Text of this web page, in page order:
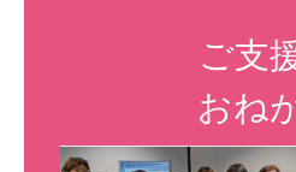
ご支
おね